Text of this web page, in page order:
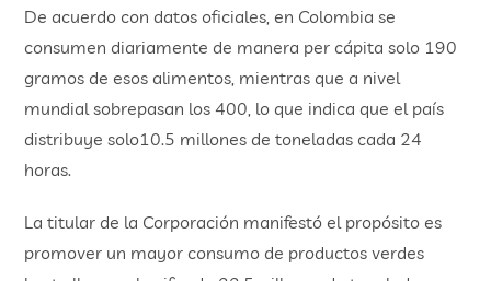
De acuerdo con datos oficiales, en Colombia se
consumen diariamente de manera per cápita solo 190
gramos de esos alimentos, mientras que a nivel
mundial sobrepasan los 400, lo que indica que el país
distribuye solo10.5 millones de toneladas cada 24
horas.
La titular de la Corporación manifestó el propósito es
promover un mayor consumo de productos verdes